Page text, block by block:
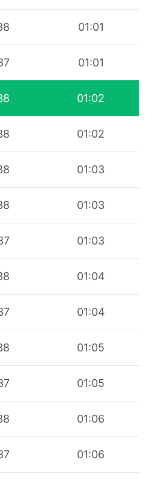
01:01
01:01
01:02
01:02
01:03
01:03
01:03
01:04
01:04
01:05
01:05
01:06
01:06